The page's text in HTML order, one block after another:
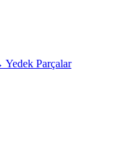
Yedek Parçalar